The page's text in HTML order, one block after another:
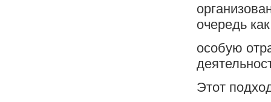
очередь как
особую
Этот